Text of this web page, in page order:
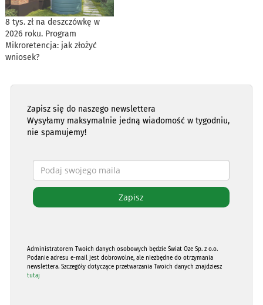
8 tys. zł na deszczówkę w
2026 roku. Program
Mikroretencja: jak złożyć
wniosek?
Zapisz się do naszego newslettera
Wysyłamy maksymalnie jedną wiadomość w tygodniu,
nie spamujemy!
Administratorem Twoich danych osobowych będzie Świat Oze Sp. z o.o.
Podanie adresu e-mail jest dobrowolne, ale niezbędne do otrzymania
newslettera. Szczegóły dotyczące przetwarzania Twoich danych znajdziesz
tutaj